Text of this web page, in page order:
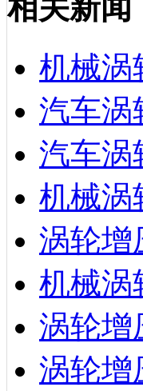
相关新闻
机械涡
汽车涡
汽车涡
机械涡
涡轮增
机械涡
涡轮增
涡轮增